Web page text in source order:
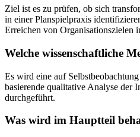
Ziel ist es zu prüfen, ob sich
in einer Planspielpraxis
Erreichen von Organisationszielen
Welche wissenschaftliche
Es wird eine auf
basierende qualitative Analyse der
durchgeführt.
Was wird im Hauptteil